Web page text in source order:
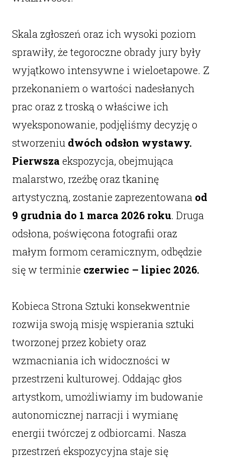
Skala zgłoszeń oraz ich wysoki poziom
sprawiły, że tegoroczne obrady jury były
wyjątkowo intensywne i wieloetapowe. Z
przekonaniem o wartości nadesłanych
prac oraz z troską o właściwe ich
wyeksponowanie, podjęliśmy decyzję o
stworzeniu dwóch odsłon wystawy.
Pierwsza ekspozycja, obejmująca
malarstwo, rzeźbę oraz tkaninę
artystyczną, zostanie zaprezentowana od
9 grudnia do 1 marca 2026 roku. Druga
odsłona, poświęcona fotografii oraz
małym formom ceramicznym, odbędzie
się w terminie czerwiec – lipiec 2026.
Kobieca Strona Sztuki konsekwentnie
rozwija swoją misję wspierania sztuki
tworzonej przez kobiety oraz
wzmacniania ich widoczności w
przestrzeni kulturowej. Oddając głos
artystkom, umożliwiamy im budowanie
autonomicznej narracji i wymianę
energii twórczej z odbiorcami. Nasza
przestrzeń ekspozycyjna staje się